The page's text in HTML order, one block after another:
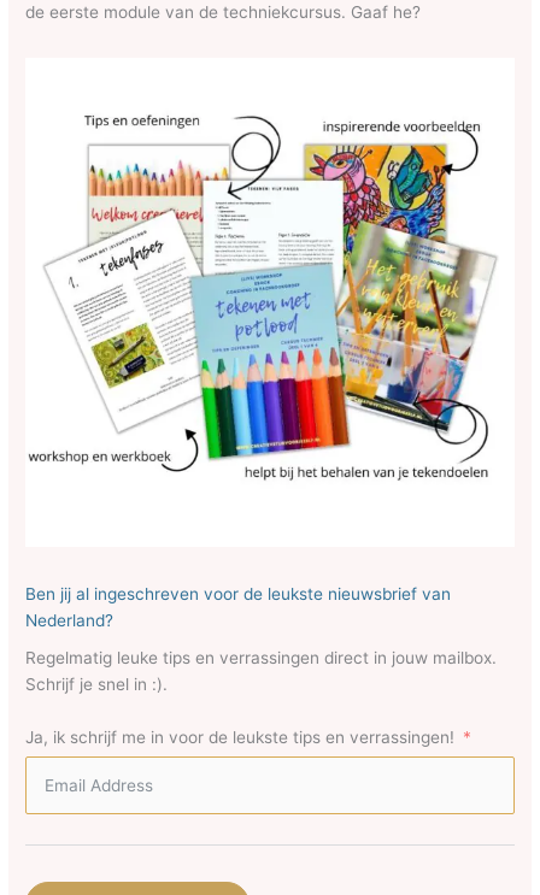
de eerste module van de techniekcursus. Gaaf he?
Ben jij al ingeschreven voor de leukste nieuwsbrief van
Nederland?
Regelmatig leuke tips en verrassingen direct in jouw mailbox.
Schrijf je snel in :).
Ja, ik schrijf me in voor de leukste tips en verrassingen!